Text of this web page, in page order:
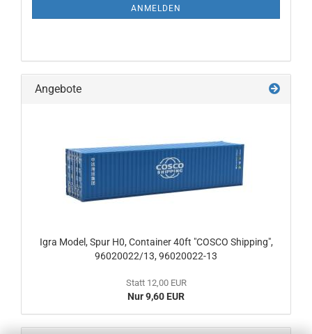
ANMELDEN
Angebote
Igra Model, Spur H0, Container 40ft "COSCO Shipping",
96020022/13, 96020022-13
Statt 12,00 EUR
Nur 9,60 EUR